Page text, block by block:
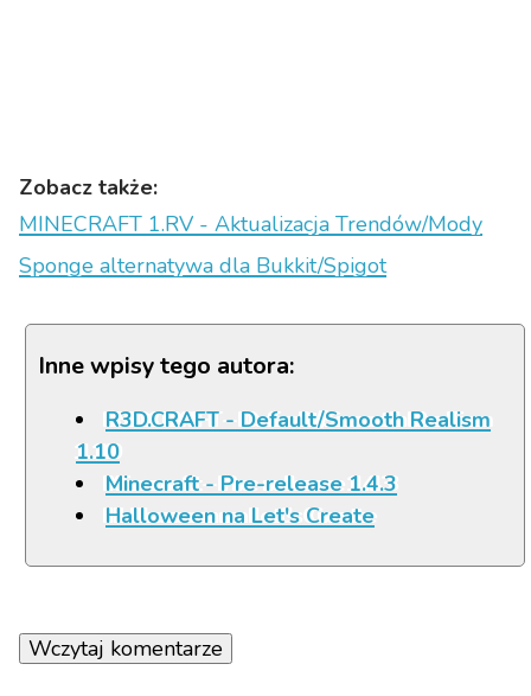
Zobacz także:
MINECRAFT 1.RV - Aktualizacja Trendów/Mody
Sponge alternatywa dla Bukkit/Spigot
Inne wpisy tego autora:
R3D.CRAFT - Default/Smooth Realism
1.10
Minecraft - Pre-release 1.4.3
Halloween na Let's Create
Wczytaj komentarze